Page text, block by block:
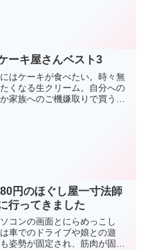
ーキ屋さんベスト3
はケーキが食べたい。時々無
くなる生クリーム。自分への
家族へのご機嫌取りで買う甘
円のほぐし屋一寸法師
行ってきました
コンの画面とにらめっこし
車でのドライブや娘との遊
姿勢が固定され、筋肉が固ま